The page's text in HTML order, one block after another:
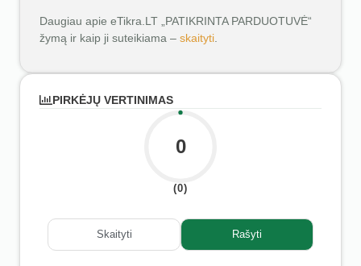
Daugiau apie eTikra.LT „PATIKRINTA PARDUOTUVĖ“
žymą ir kaip ji suteikiama – skaityti
PIRKĖJŲ VERTINIMAS
0
(0)
Skaityti Rašyti